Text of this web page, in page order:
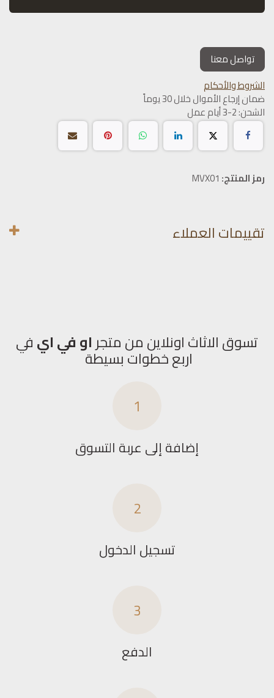
تواصل معنا
الشروط والأحكام
ضمان إرجاع الأموال خلال 30 يوماً
الشحن: 2-3 أيام عمل
رمز المنتج: MVX01
تقييمات العملاء
تسوق الاثاث اونلاين من متجراو في ايفي
اربع خطوات بسيطة
3
الدفع
2
تسجيل الدخول
1
إضافة إلى عربة التسوق